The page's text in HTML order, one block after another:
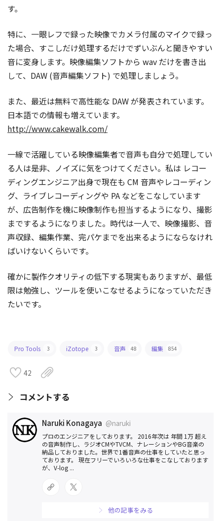
す。
特に、一眼レフで録った映像でカメラ付属のマイクで録っ
た場合、すこしだけ処理するだけでずいぶんと聞きやすい
音に変身します。映像編集ソフトから wav だけを書き出
して、DAW (音声編集ソフト) で処理しましょう。
また、最近は無料で高性能な DAW が発表されています。
日本語での情報も増えています。
http://www.cakewalk.com/
一線で活躍している映像編集者で音声も自分で処理してい
る人は是非、ノイズに気をつけてください。私は レコー
ディングエンジニア出身で現在も CM 音声やレコーディン
グ、ライブレコーディングや PA などをこなしています
が、広告制作を機に映像制作も担当するようになり、撮影
までするようになりました。時代は一人で、映像撮影、音
声収録、編集作業、完パケまでを出来るようにならなけれ
ばいけないくらいです。
確かに製作クオリティの低下する現実もありますが、最低
限は勉強し、ツールを使いこなせるようになっていただき
たいです。
Pro Tools 3 iZotope 3 音声 48 編集 854
42
コメントする
Naruki Konagaya @naruki
プロのエンジニアをしております。 2016年次は 年間 1万 超え
の音声制作し、ラジオCMやTVCM、ナレーションやBG音楽の
納品しておりました。世界で1番音声の仕事をしていたと思っ
ております。 現在フリーでいろいろな仕事をこなしております
が、V-log ...
他の記事をみる